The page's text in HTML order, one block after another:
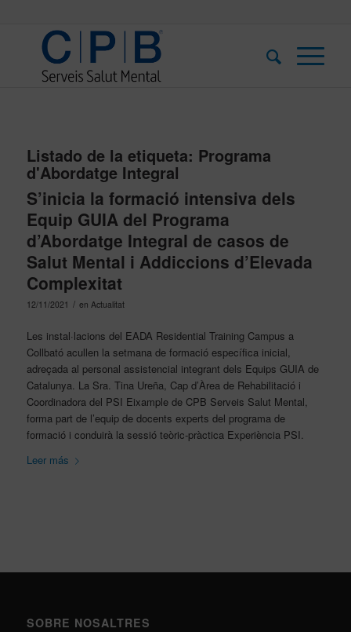
Listado de la etiqueta: Programa
d'Abordatge Integral
S’inicia la formació intensiva dels
Equip GUIA del Programa
d’Abordatge Integral de casos de
Salut Mental i Addiccions d’Elevada
Complexitat
12/11/2021 / en Actualitat
Les instal·lacions del EADA Residential Training Campus a
Collbató acullen la setmana de formació específica inicial,
adreçada al personal assistencial integrant dels Equips GUIA de
Catalunya. La Sra. Tina Ureña, Cap d’Àrea de Rehabilitació i
Coordinadora del PSI Eixample de CPB Serveis Salut Mental,
forma part de l’equip de docents experts del programa de
formació i conduirà la sessió teòric-pràctica Experiència PSI.
Leer más
SOBRE NOSALTRES